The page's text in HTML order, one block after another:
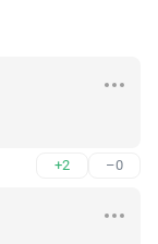
+2 –0